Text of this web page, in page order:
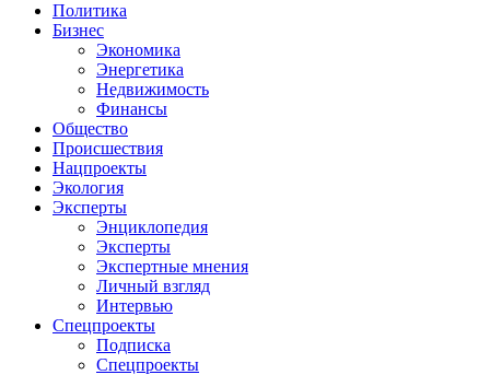
Политика
Бизнес
Экономика
Энергетика
Недвижимость
Финансы
Общество
Происшествия
Нацпроекты
Экология
Эксперты
Энциклопедия
Эксперты
Экспертные мнения
Личный взгляд
Интервью
Спецпроекты
Подписка
Спецпроекты